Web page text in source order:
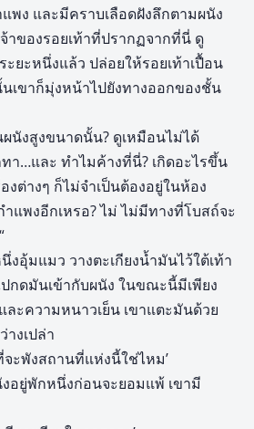
พง และมีคราบเลือดฝังลึกตามผนัง
าของรอยเท้าที่ปรากฏจากที่นี่ ดู
ะยะหนึ่งแล้ว ปล่อยให้รอยเท้าเปื้อน
เขาก็มุ่งหน้าไปยังทางออกของชั้น
ผนังสูงขนาดนั้น? ดูเหมือนไม่ได้
า…และ ทำไมค้างที่นี่? เกิดอะไรขึ้น
งต่างๆ ก็ไม่จำเป็นต้องอยู่ในห้อง
แพงอีกเหรอ? ไม่ ไม่มีทางที่โบสถ์จะ
อุ้มแมว วางตะเกียงน้ำมันไว้ใต้เท้า
กดมันเข้ากับผนัง ในขณะนี้มีเพียง
ะความหนาวเย็น เขาแตะมันด้วย
งเปล่า
ะพังสถานที่แห่งนี้ใช่ไหม’
อยู่พักหนึ่งก่อนจะยอมแพ้ เขามี